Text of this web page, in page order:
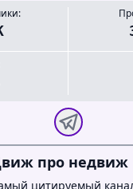
про недвиж
цитируемый